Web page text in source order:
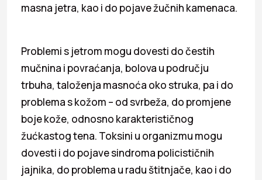
masna jetra, kao i do pojave žučnih kamenaca.
Problemi s jetrom mogu dovesti do čestih
mučnina i povraćanja, bolova u području
trbuha, taloženja masnoća oko struka, pa i do
problema s kožom – od svrbeža, do promjene
boje kože, odnosno karakterističnog
žućkastog tena. Toksini u organizmu mogu
dovesti i do pojave sindroma policističnih
jajnika, do problema u radu štitnjače, kao i do